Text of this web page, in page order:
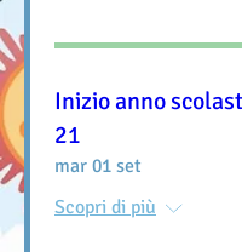
Inizio anno
21
mar 01 set
Scopri di più